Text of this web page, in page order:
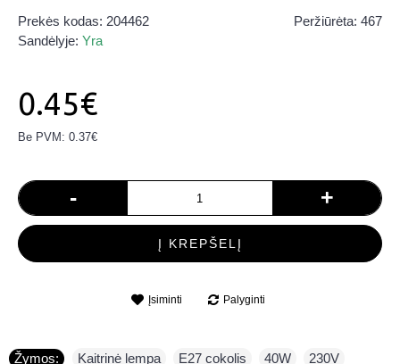
Peržiūrėta: 467
Prekės kodas: 204462
Sandėlyje: Yra
0.45€
Be PVM: 0.37€
- +
Į KREPŠELĮ
Įsiminti Palyginti
Žymos: Kaitrinė lempa E27 cokolis 40W 230V